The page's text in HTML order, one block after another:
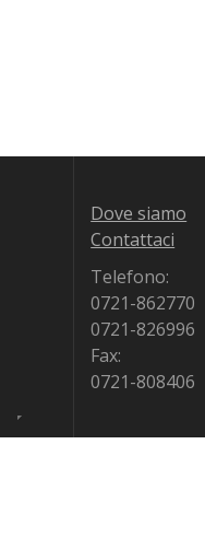
Dove siamo
Contattaci
Telefono:
0721-862770
0721-826996
Fax:
0721-808406